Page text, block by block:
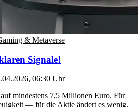
& Metaverse
Signale!
06:30 Uhr
mindestens 7,5 Millionen Euro. Für
— für die Aktie ändert es wenig.